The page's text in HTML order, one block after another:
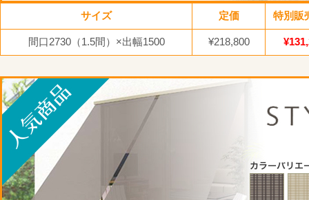
サイズ 定価 特別販
間口2730（1.5間）×出幅1500 ¥218,800